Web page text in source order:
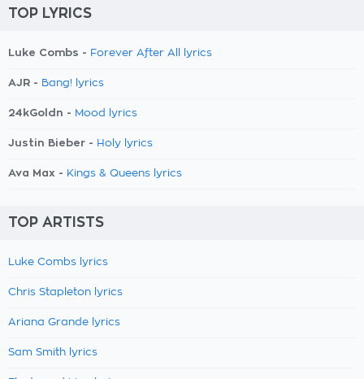
TOP LYRICS
Luke Combs - Forever After All lyrics
AJR - Bang! lyrics
24kGoldn - Mood lyrics
Justin Bieber - Holy lyrics
Ava Max - Kings & Queens lyrics
TOP ARTISTS
Luke Combs lyrics
Chris Stapleton lyrics
Ariana Grande lyrics
Sam Smith lyrics